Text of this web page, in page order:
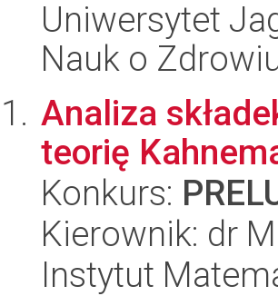
Uniwersytet
Nauk o
Analiza
teorię
Konkurs:
Kierownik: dr
Instytut